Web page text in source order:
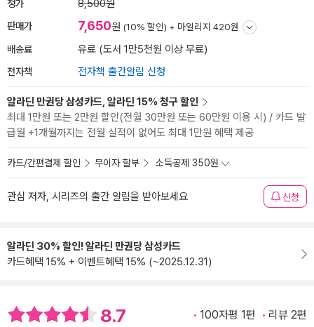
정가 8,500원
판매가 7,650원 (10% 할인) + 마일리지 420원
배송료 유료 (도서 1만5천원 이상 무료)
전자책 전자책 출간알림 신청
알라딘 만권당 삼성카드, 알라딘 15% 청구 할인
최대 1만원 또는 2만원 할인(전월 30만원 또는 60만원 이용 시) / 카드 발
급월 +1개월까지는 전월 실적이 없어도 최대 1만원 혜택 제공
카드/간편결제 할인 무이자 할부 소득공제 350원
관심 저자, 시리즈의 출간 알림을 받아보세요 신청
알라딘 30% 할인! 알라딘 만권당 삼성카드
카드혜택 15% + 이벤트혜택 15% (~2025.12.31)
8.7 100자평 1편 리뷰 2편